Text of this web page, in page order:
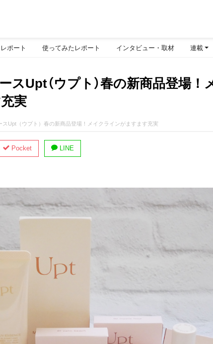
ポート 使ってみたレポート インタビュー・取材 連載
スUpt（ウプト）春の新商品登場！
実
スUpt（ウプト）春の新商品登場！メイクラインがますます充実
Pocket LINE